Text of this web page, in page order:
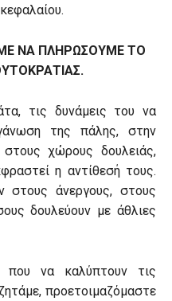
ΝΑ ΠΛΗΡΩΣΟΥΜΕ ΤΟ
τις δυνάμεις του να
της πάλης, στην
χώρους δουλειάς,
η αντίθεσή τους.
στους άνεργους, στους
δουλεύουν με άθλιες
που να καλύπτουν τις
προετοιμαζόμαστε